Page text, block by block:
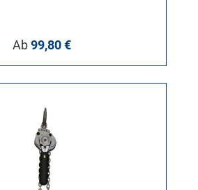
Regulärer Preis:
Ab99,80 €